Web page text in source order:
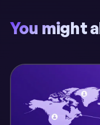
You might